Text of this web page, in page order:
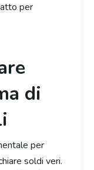
per
di
per
soldi veri.